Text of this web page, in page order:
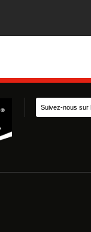
Suivez-nous sur